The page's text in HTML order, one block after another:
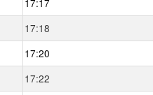
17:17
17:18
17:20
17:22